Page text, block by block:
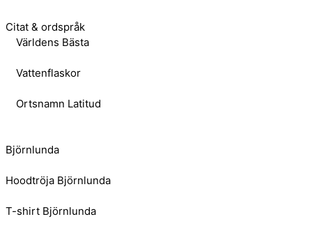
Citat & ordspråk
Världens Bästa
Vattenflaskor
Ortsnamn Latitud
Björnlunda
Hoodtröja Björnlunda
T-shirt Björnlunda